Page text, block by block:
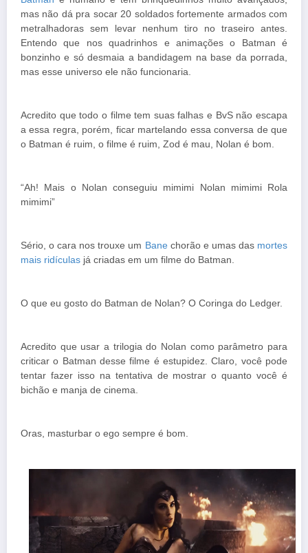
mas não dá pra socar 20 soldados fortemente armados com
metralhadoras sem levar nenhum tiro no traseiro antes.
Entendo que nos quadrinhos e animações o Batman é
bonzinho e só desmaia a bandidagem na base da porrada,
mas esse universo ele não funcionaria.
Acredito que todo o filme tem suas falhas e BvS não escapa
a essa regra, porém, ficar martelando essa conversa de que
o Batman é ruim, o filme é ruim, Zod é mau, Nolan é bom.
“Ah! Mais o Nolan conseguiu mimimi Nolan mimimi Rola
mimimi”
Sério, o cara nos trouxe um Banechorão e umas das mortes
mais ridículas já criadas em um filme do Batman.
O que eu gosto do Batman de Nolan? O Coringa do Ledger.
Acredito que usar a trilogia do Nolan como parâmetro para
criticar o Batman desse filme é estupidez. Claro, você pode
tentar fazer isso na tentativa de mostrar o quanto você é
bichão e manja de cinema.
Oras, masturbar o ego sempre é bom.